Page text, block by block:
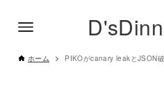
ホーム PIKOがcanary leakとJSON